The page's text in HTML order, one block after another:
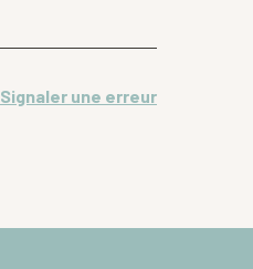
Signaler une erreur